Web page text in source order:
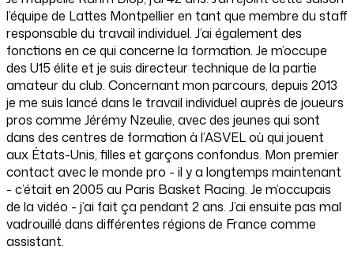
l’équipe de Lattes Montpellier en tant que membre du staff
responsable du travail individuel. J’ai également des
fonctions en ce qui concerne la formation. Je m’occupe
des U15 élite et je suis directeur technique de la partie
amateur du club. Concernant mon parcours, depuis 2013
je me suis lancé dans le travail individuel auprès de joueurs
pros comme Jérémy Nzeulie, avec des jeunes qui sont
dans des centres de formation à l’ASVEL où qui jouent
aux États-Unis, filles et garçons confondus. Mon premier
contact avec le monde pro - il y a longtemps maintenant
- c’était en 2005 au Paris Basket Racing. Je m’occupais
de la vidéo - j’ai fait ça pendant 2 ans. J’ai ensuite pas mal
vadrouillé dans différentes régions de France comme
assistant.